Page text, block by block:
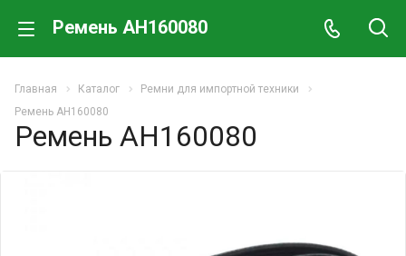
Ремень AH160080
Главная Каталог
Ремни для импортной техники
Ремень AH160080
Ремень AH160080